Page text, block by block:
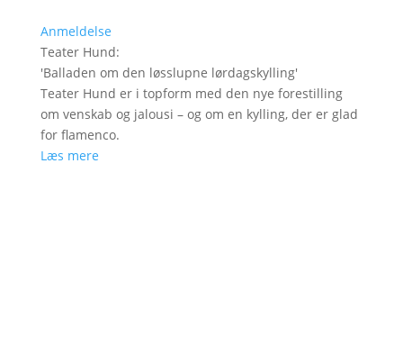
Anmeldelse
Teater Hund:
'Balladen om den løsslupne lørdagskylling'
Teater Hund er i topform med den nye forestilling
om venskab og jalousi – og om en kylling, der er glad
for flamenco.
Læs mere